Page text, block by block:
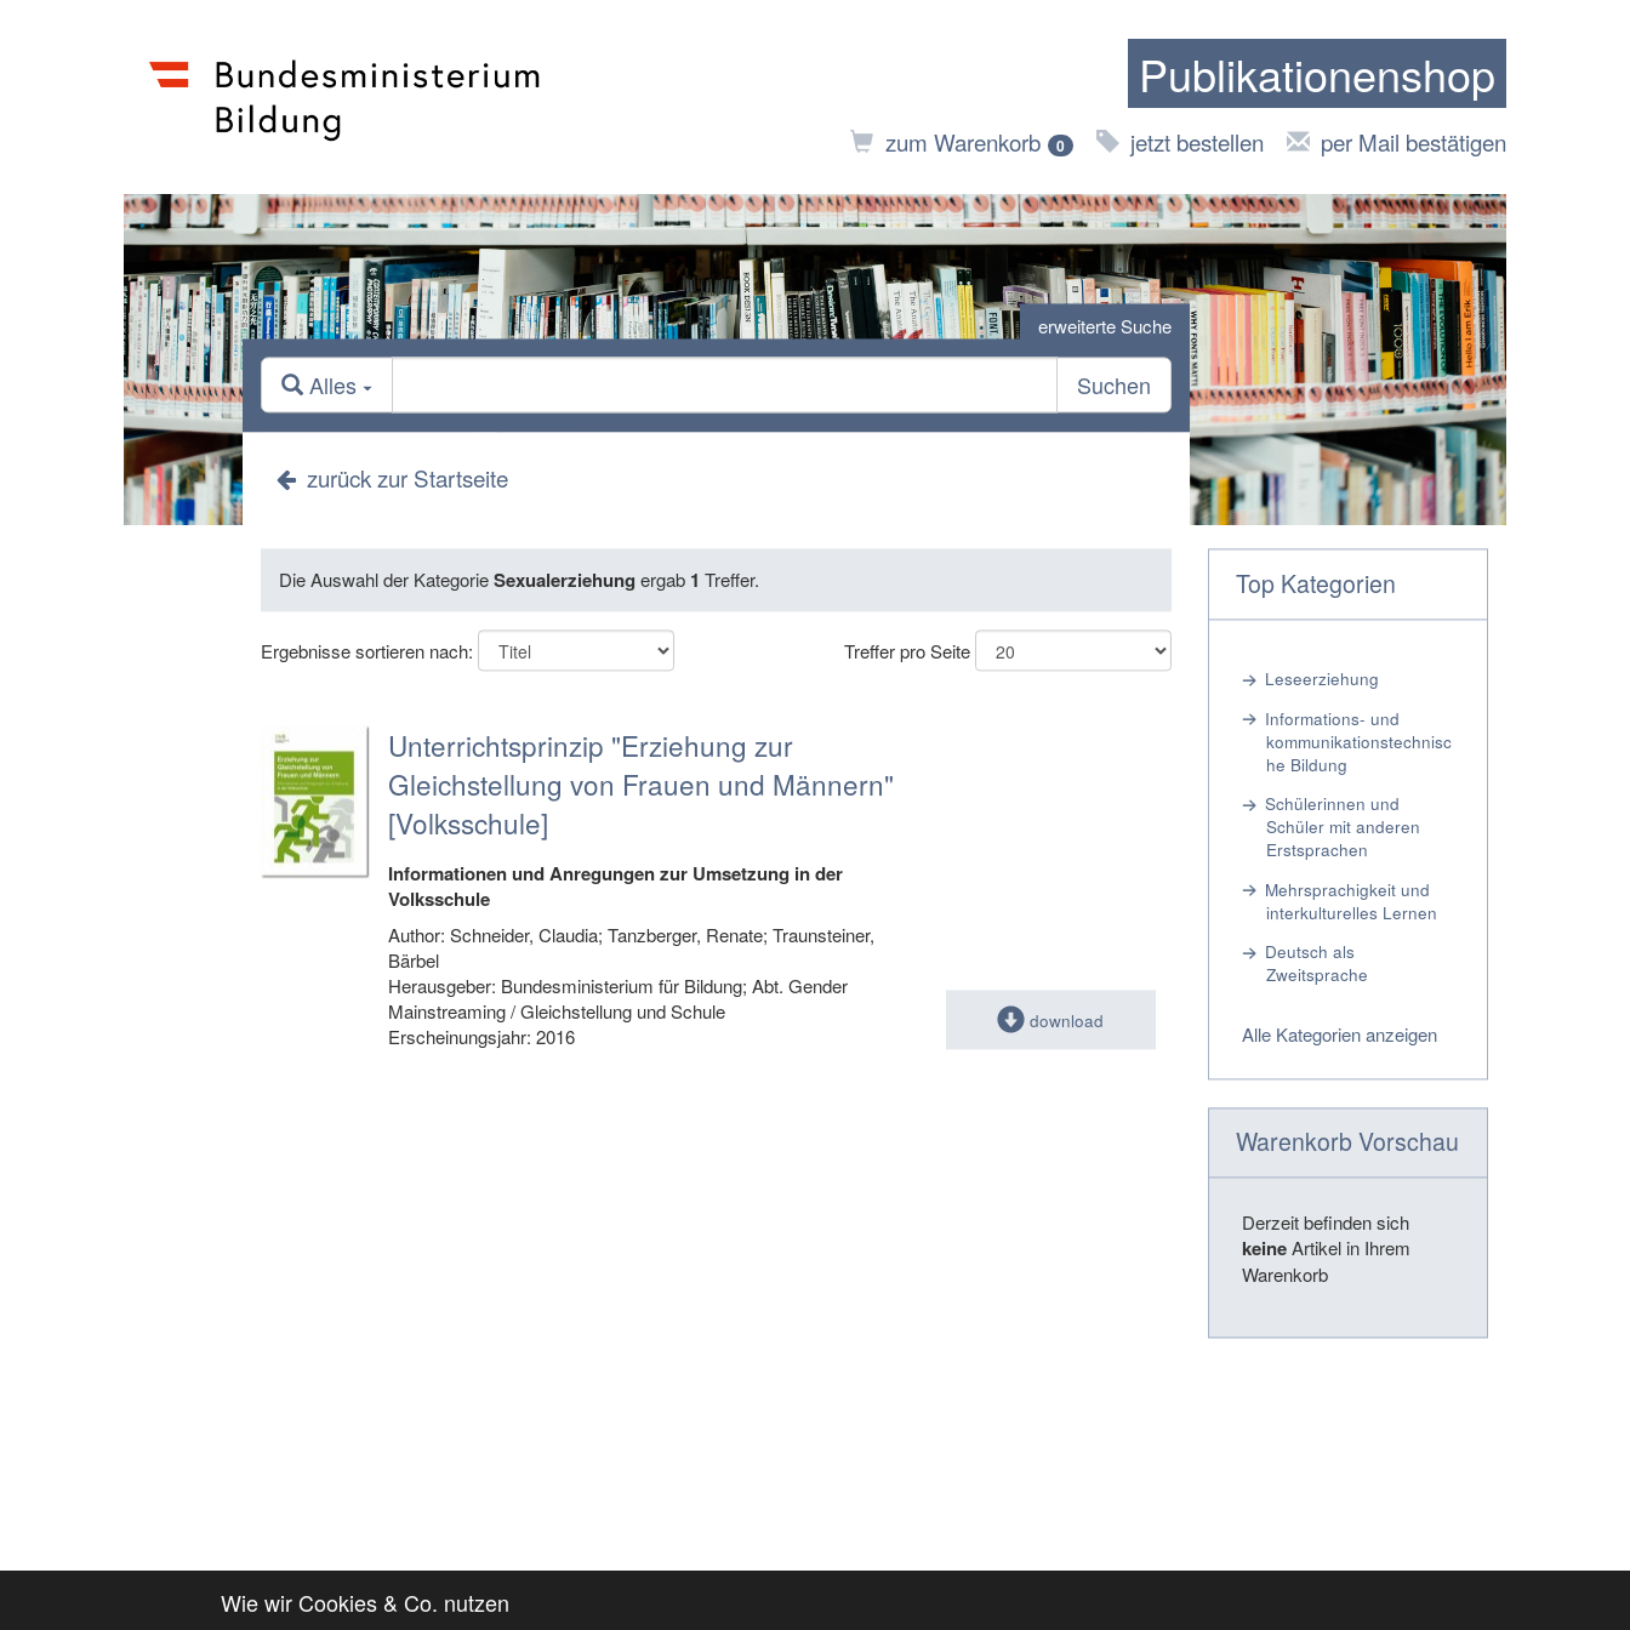
Publikationenshop
zum Warenkorb 0 jetzt bestellen per Mail bestätigen
erweiterte Suche
Alles Suchen
zurück zur Startseite
Die Auswahl der KategorieSexualerziehung ergab 1 Treffer.
Ergebnisse sortieren nach: Treffer pro Seite
Unterrichtsprinzip "Erziehung zur
Gleichstellung von Frauen und Männern"
[Volksschule]
Informationen und Anregungen zur Umsetzung in der
Volksschule
Author: Schneider, Claudia; Tanzberger, Renate; Traunsteiner,
Bärbel
Herausgeber: Bundesministerium für Bildung; Abt. Gender
Mainstreaming / Gleichstellung und Schule
Erscheinungsjahr: 2016
download
Top Kategorien
Leseerziehung
Informations- und
kommunikationstechnisc
he Bildung
Schülerinnen und
Schüler mit anderen
Erstsprachen
Mehrsprachigkeit und
interkulturelles Lernen
Deutsch als
Zweitsprache
Alle Kategorien anzeigen
Warenkorb Vorschau
Derzeit befinden sich
keineArtikel in Ihrem
Warenkorb
Wie wir Cookies & Co. nutzen